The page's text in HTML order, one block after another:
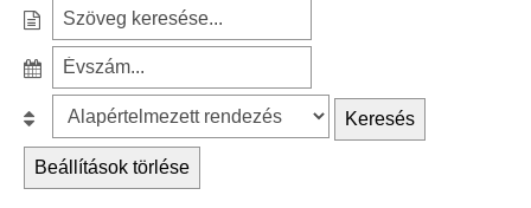
e
c
h
z
é
e
s
Keresés
Beállítások törlése